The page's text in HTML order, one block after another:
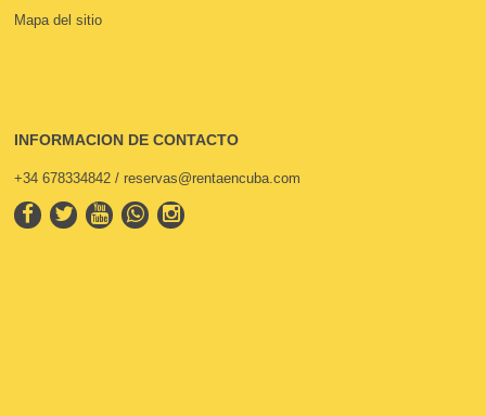
Mapa del sitio
INFORMACION DE CONTACTO
+34 678334842 / reservas@rentaencuba.com